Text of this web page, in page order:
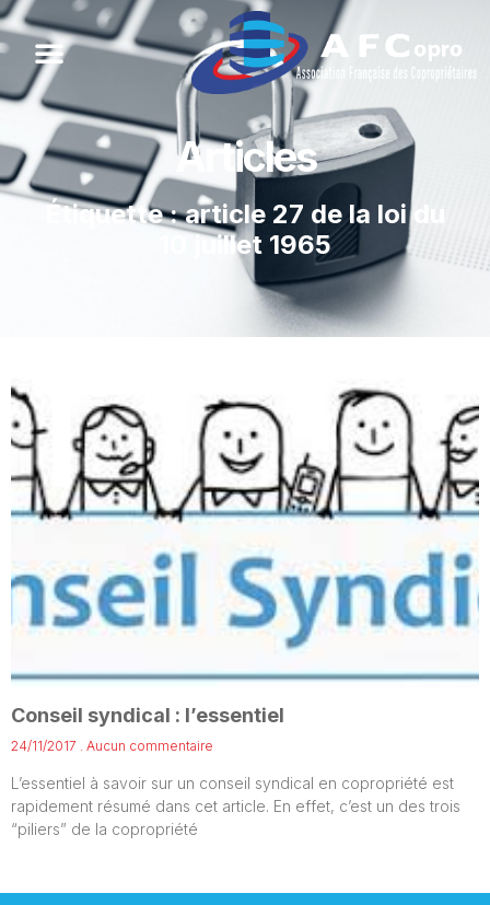
Articles
Étiquette : article 27 de la loi du
10 juillet 1965
Conseil syndical : l’essentiel
24/11/2017 Aucun commentaire
L’essentiel à savoir sur un conseil syndical en copropriété est
rapidement résumé dans cet article. En effet, c’est un des trois
“piliers” de la copropriété